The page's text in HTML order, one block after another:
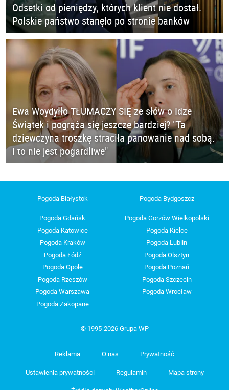
Odsetki od pieniędzy, których klient nie dostał.
Polskie państwo stanęło po stronie banków
Ewa Woydyłło TŁUMACZY SIĘ ze słów o Idze
Świątek i pogrąża się jeszcze bardziej? "Ta
dziewczyna troszkę straciła panowanie nad sobą.
I to nie jest pogardliwe"
Pogoda Białystok Pogoda Bydgoszcz
Pogoda Gdańsk
Pogoda Gorzów Wielkopolski
Pogoda Katowice
Pogoda Kielce
Pogoda Kraków
Pogoda Lublin
Pogoda Łódź
Pogoda Olsztyn
Pogoda Opole
Pogoda Poznań
Pogoda Rzeszów
Pogoda Szczecin
Pogoda Warszawa
Pogoda Wrocław
Pogoda Zakopane
© 1995-2026 Grupa WP
Reklama O nas Prywatność
Ustawienia prywatności Regulamin Mapa strony